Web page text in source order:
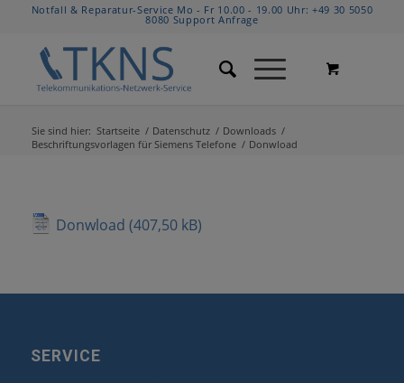
Notfall & Reparatur-Service Mo - Fr 10.00 - 19.00 Uhr:+49 30 5050
8080 Support Anfrage
Sie sind hier: Startseite / Datenschutz / Downloads /
Beschriftungsvorlagen für Siemens Telefone / Donwload
Donwload
SERVICE